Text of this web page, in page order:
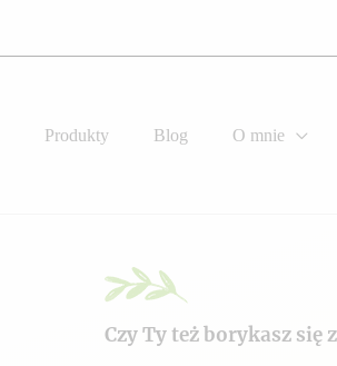
Produkty Blog O mnie
Czy Ty też borykasz